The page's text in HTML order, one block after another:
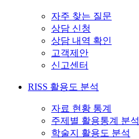
자주 찾는 질문
상담 신청
상담 내역 확인
고객제안
신고센터
RISS 활용도 분석
자료 현황 통계
주제별 활용통계 분석
학술지 활용도 분석